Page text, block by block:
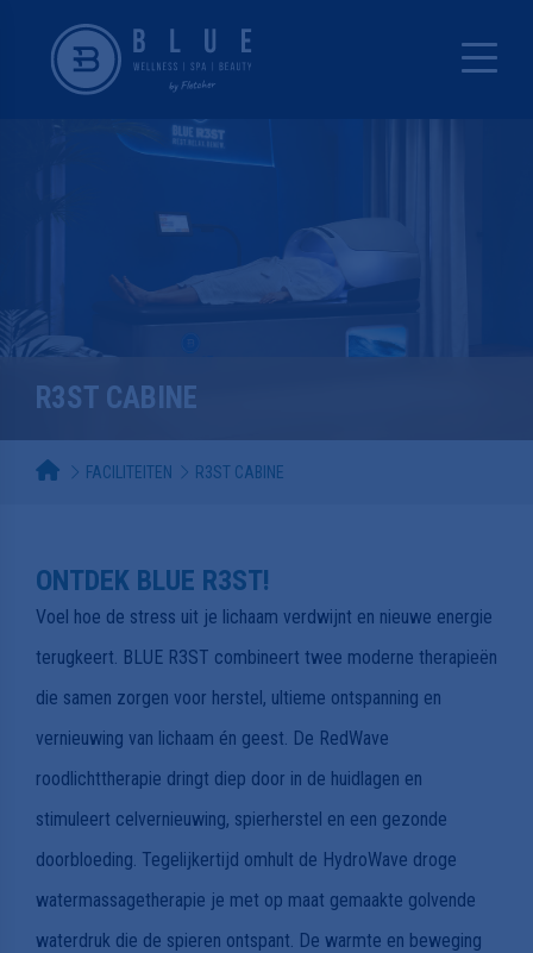
R3ST CABINE
FACILITEITEN R3ST CABINE
ONTDEK BLUE R3ST!
Voel hoe de stress uit je lichaam verdwijnt en nieuwe energie
terugkeert. BLUE R3ST combineert twee moderne therapieën
die samen zorgen voor herstel, ultieme ontspanning en
vernieuwing van lichaam én geest. De RedWave
roodlichttherapie dringt diep door in de huidlagen en
stimuleert celvernieuwing, spierherstel en een gezonde
doorbloeding. Tegelijkertijd omhult de HydroWave droge
watermassagetherapie je met op maat gemaakte golvende
waterdruk die de spieren ontspant. De warmte en beweging